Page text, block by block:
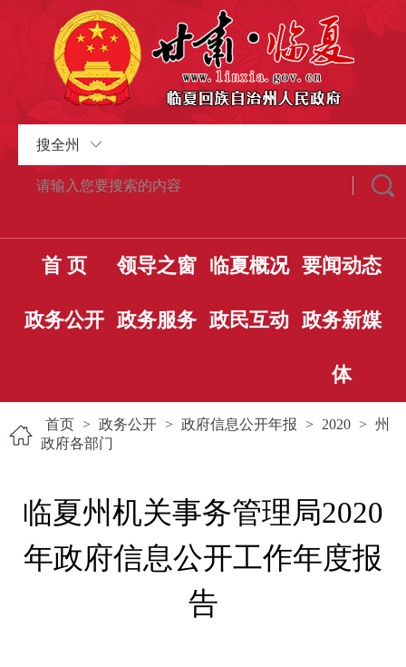
搜全州
首 页 领导之窗 临夏概况 要闻动态
政务公开 政务服务 政民互动 政务新媒
体
首页 > 政务公开 > 政府信息公开年报 > 2020 > 州
政府各部门
临夏州机关事务管理局2020
年政府信息公开工作年度报
告